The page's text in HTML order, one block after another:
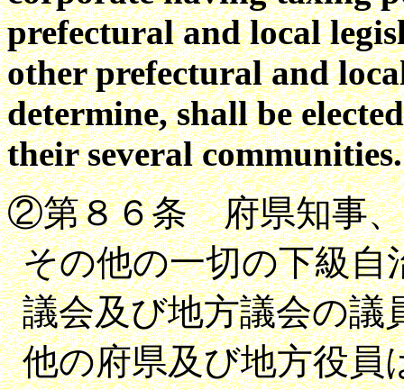
prefectural and local
other prefectural and
determine,shall be
their several communities.
②第８６条 府県知事、
その他の一切の下級自
議会及び地方議会の議
他の府県及び地方役